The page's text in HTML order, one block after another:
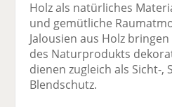
Holz als natürliches
und gemütliche
Jalousien aus Holz
des Naturprodukts
dienen zugleich als Sicht-,
Blendschutz.